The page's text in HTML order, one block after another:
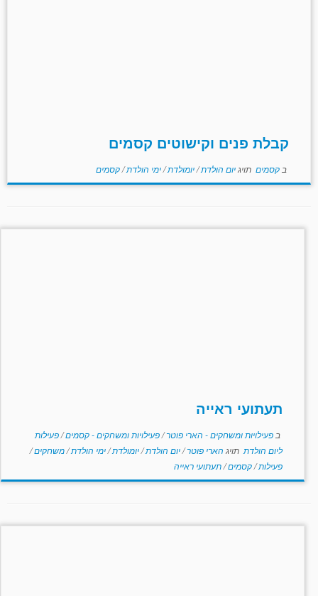
קבלת פנים וקישוטים קסמים
ב קסמים תויגיום הולדת/יומולדת/ימי הולדת/קסמים
תעתועי ראייה
ב פעילויות ומשחקים - הארי פוטר/פעילויות ומשחקים - קסמים/פעילות
ליום הולדת תויג הארי פוטר/יום הולדת/יומולדת/ימי הולדת/משחקים/
פעילות/קסמים/תעתועי ראייה